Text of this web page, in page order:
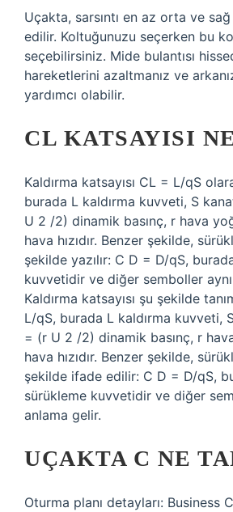
Uçakta, sarsıntı en az orta ve
edilir. Koltuğunuzu seçerken bu
seçebilirsiniz. Mide bulantısı
hareketlerini azaltmanız ve
yardımcı olabilir.
CL KATSAYISI
Kaldırma katsayısı CL = L/qS
burada L kaldırma kuvveti, S
U 2 /2) dinamik basınç, r hava
hava hızıdır. Benzer şekilde,
şekilde yazılır: C D = D/qS,
kuvvetidir ve diğer semboller
Kaldırma katsayısı şu şekilde
L/qS, burada L kaldırma kuvveti,
= (r U 2 /2) dinamik basınç, r
hava hızıdır. Benzer şekilde,
şekilde ifade edilir: C D = D/qS,
sürükleme kuvvetidir ve diğer
anlama gelir.
UÇAKTA C NE
Oturma planı detayları: Business